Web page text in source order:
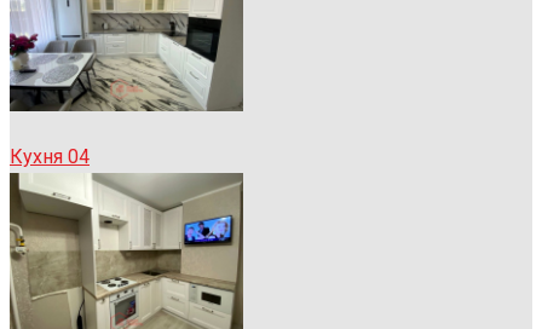
Кухня 04